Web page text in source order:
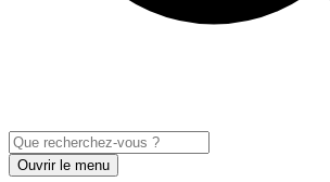
Ouvrir le menu